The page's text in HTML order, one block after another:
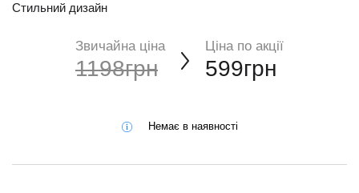
Стильний дизайн
Звичайна ціна
1198грн
Ціна по акції
599грн
Немає в наявності